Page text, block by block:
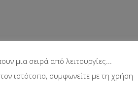
μια σειρά από λειτουργίες...
ιστότοπο, συμφωνείτε με τη χρήση